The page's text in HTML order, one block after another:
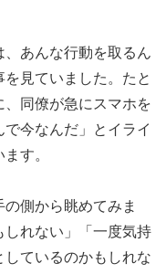
あんな行動を取るん
見ていました。たと
、同僚が急にスマホを
今なんだ」とイライ
す。
側から眺めてみま
れない」「一度気持
ているのかもしれな